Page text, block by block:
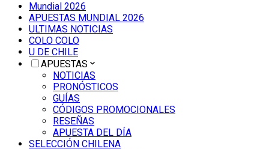
Mundial 2026
APUESTAS MUNDIAL 2026
ULTIMAS NOTICIAS
COLO COLO
U DE CHILE
APUESTAS
NOTICIAS
PRONÓSTICOS
GUÍAS
CÓDIGOS PROMOCIONALES
RESEÑAS
APUESTA DEL DÍA
SELECCIÓN CHILENA